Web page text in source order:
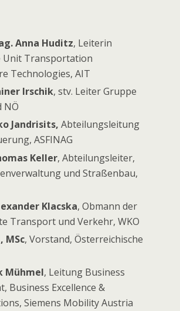
Anna Huditz, Leiterin
Unit Transportation
Technologies, AIT
Irschik, stv. Leiter Gruppe
NÖ
Jandrisits,Abteilungsleitung
ASFINAG
Keller, Abteilungsleiter,
und Straßenbau,
Klacska, Obmann der
Transport und Verkehr, WKO
MSc, Vorstand, Österreichische
Mühmel, Leitung Business
Business Excellence &
Siemens Mobility Austria